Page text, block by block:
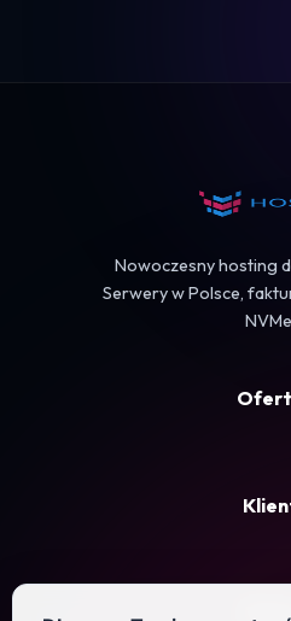
Nowoczesny hosting
Serwery w Polsce,
Firma